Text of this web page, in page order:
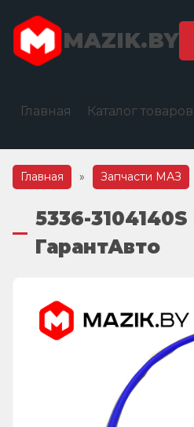
MAZIK.BY
Главная Каталог товаров
Главная » Запчасти МАЗ
5336-
ГарантАвто